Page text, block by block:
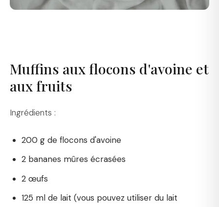
Muffins aux flocons d'avoine et
aux fruits
Ingrédients :
200 g de flocons d'avoine
2 bananes mûres écrasées
2 œufs
125 ml de lait (vous pouvez utiliser du lait